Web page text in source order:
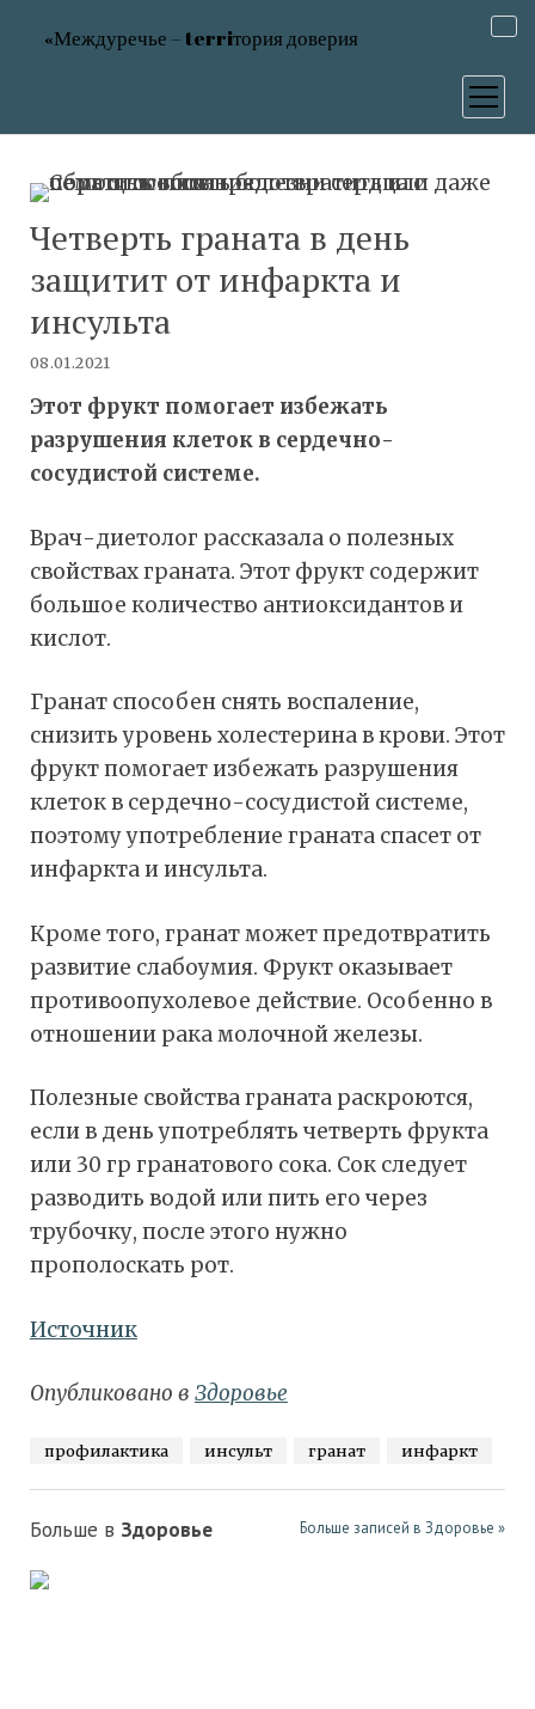
«Междуречье – terriтория доверия
меню
Четверть граната в день
защитит от инфаркта и
инсульта
08.01.2021
Этот фрукт помогает избежать
разрушения клеток в сердечно-
сосудистой системе.
Врач-диетолог рассказала о полезных
свойствах граната. Этот фрукт содержит
большое количество антиоксидантов и
кислот.
Гранат способен снять воспаление,
снизить уровень холестерина в крови. Этот
фрукт помогает избежать разрушения
клеток в сердечно-сосудистой системе,
поэтому употребление граната спасет от
инфаркта и инсульта.
Кроме того, гранат может предотвратить
развитие слабоумия. Фрукт оказывает
противоопухолевое действие. Особенно в
отношении рака молочной железы.
Полезные свойства граната раскроются,
если в день употреблять четверть фрукта
или 30 гр гранатового сока. Сок следует
разводить водой или пить его через
трубочку, после этого нужно
прополоскать рот.
Источник
Опубликовано в Здоровье
профилактика инсульт гранат инфаркт
Больше в Здоровье Больше записей в Здоровье »